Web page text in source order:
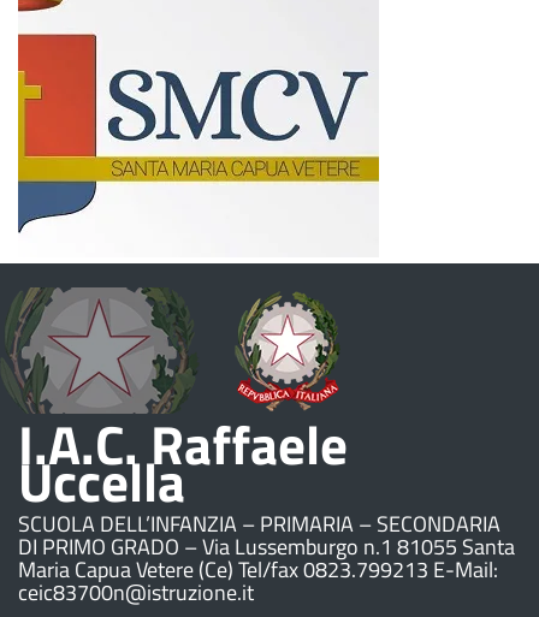
I.A.C. Raffaele
Uccella
SCUOLA DELL’INFANZIA – PRIMARIA – SECONDARIA
DI PRIMO GRADO – Via Lussemburgo n.1 81055 Santa
Maria Capua Vetere (Ce) Tel/fax 0823.799213 E-Mail:
ceic83700n@istruzione.it